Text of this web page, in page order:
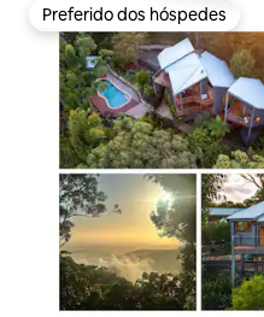
Preferido dos hóspedes
Preferido dos hóspedes